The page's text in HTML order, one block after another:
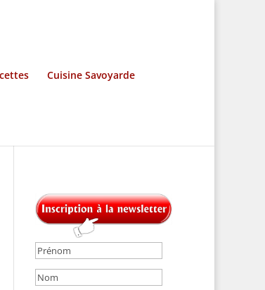
Cuisine Savoyarde